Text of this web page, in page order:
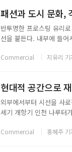
패션과 도시 문화,
반투명한 프로스팅 유리
선을 붙든다. 내부에 들
대처럼 작동한다. 1층은
Commercial 지유리 기
현대적 공간으로
외부에서부터 시선을 사
세기 개항기 인천 나루터
설정하고, 개항 시대의 색
Commercial 홍혜주 기